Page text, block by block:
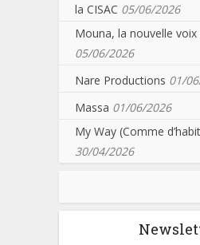
la CISAC 05/06/2026
Mouna, la nouvelle voix
05/06/2026
Nare Productions 01/
Massa 01/06/2026
My Way (Comme
30/04/2026